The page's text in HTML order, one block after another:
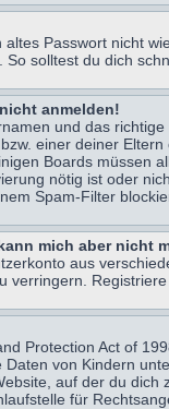
Passwort nicht
solltest du dich
anmelden!
und das
einer deiner
Boards müssen
nötig ist oder
Spam-Filter
mich aber nicht
aus
Protection Act of
von Kindern
auf der du
für